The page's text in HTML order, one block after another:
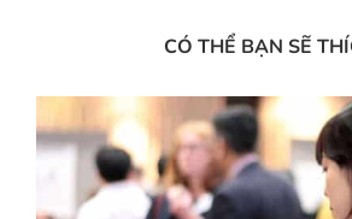
CÓ THỂ BẠN SẼ